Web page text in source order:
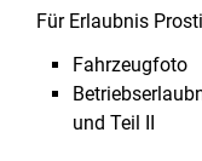
Für Erlaubnis
Fahrzeugfoto
und Teil II